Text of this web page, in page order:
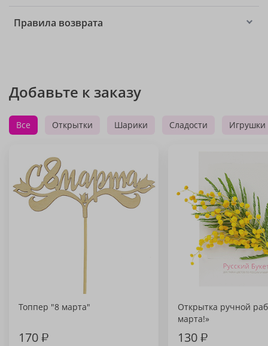
Правила возврата
Добавьте к заказу
Все Открытки Шарики Сладости Игрушки
Топпер "8 марта"
170₽
Открытка ручной
марта!»
130₽